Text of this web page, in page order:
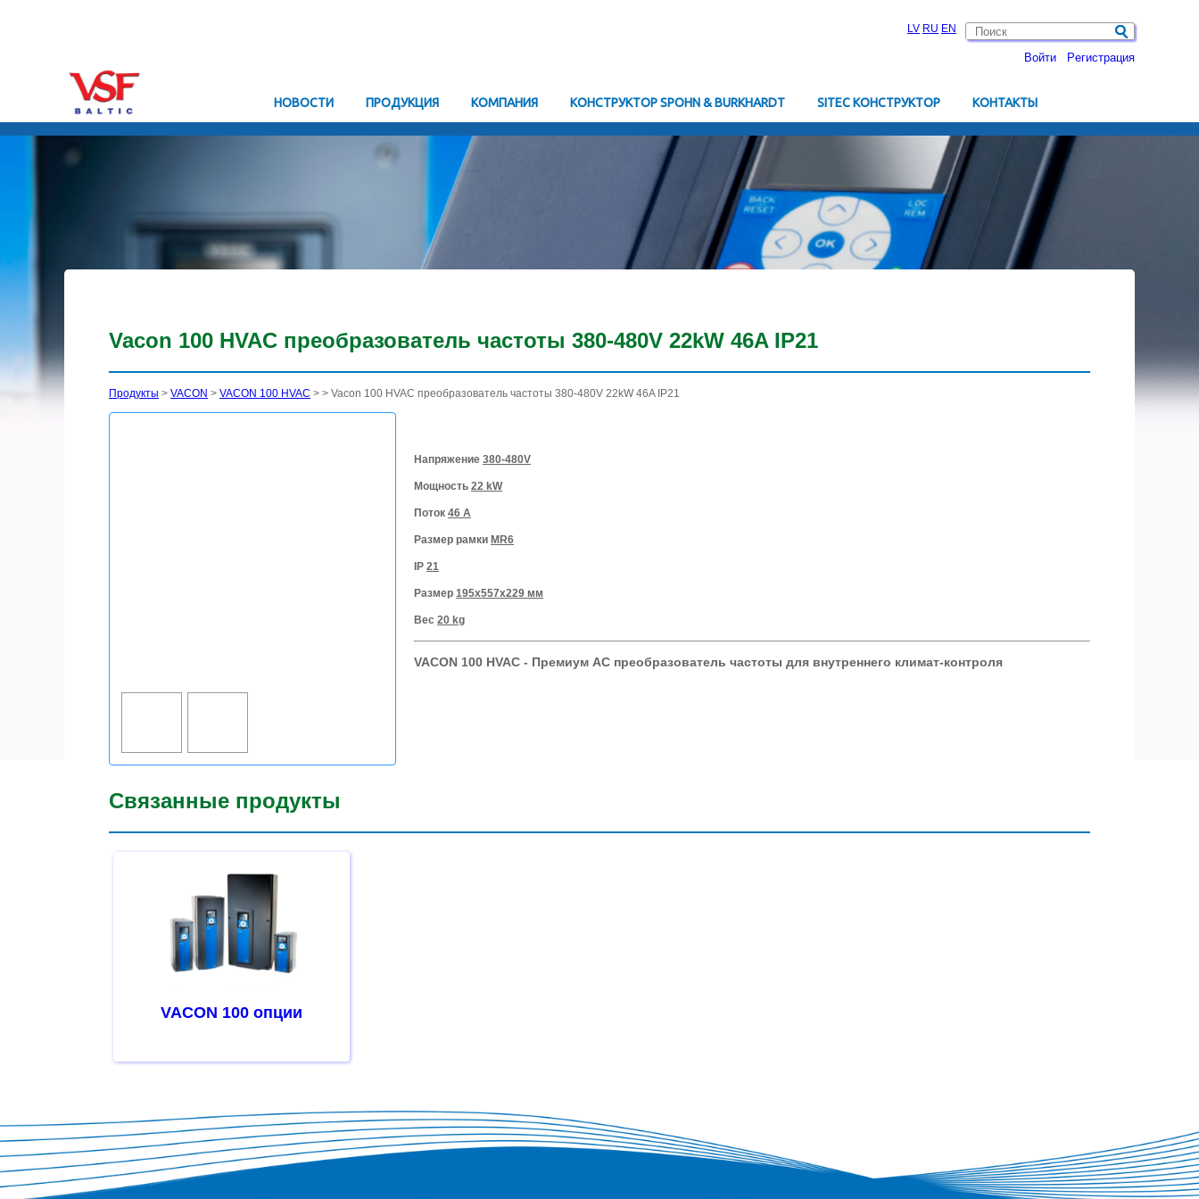
LV RU EN
Войти Pегистрация
HОВОСТИ ПРОДУКЦИЯ KОМПАНИЯ КОНСТРУКТОР SPOHN & BURKHARDT SITEC КОНСТРУКТОР KОНТАКТЫ
Vacon 100 HVAC преобразователь частоты 380-480V 22kW 46A IP21
Продукты > VACON > VACON 100 HVAC > > Vacon 100 HVAC преобразователь частоты 380-480V 22kW 46A IP21
Напряжение 380-480V
Мощность 22 kW
Поток 46 A
Размер рамки MR6
IP 21
Размер 195x557x229 мм
Вес 20 kg
VACON 100 HVAC - Премиум AC преобразователь частоты для внутреннего климат-контроля
Связанные продукты
VACON 100 опции